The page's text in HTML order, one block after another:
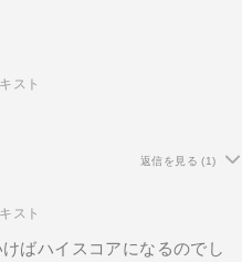
スト
返信を見る (1)
スト
ばハイスコアになるのでし